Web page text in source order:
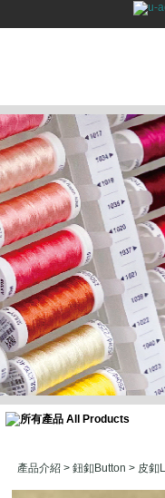
產品介紹 > 鈕釦Button > 皮釦